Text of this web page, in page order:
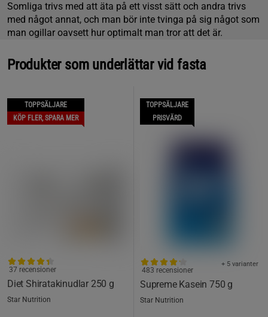
Somliga trivs med att äta på ett visst sätt och andra trivs
med något annat, och man bör inte tvinga på sig något som
man ogillar oavsett hur optimalt man tror att det är.
Produkter som underlättar vid fasta
TOPPSÄLJARE
KÖP FLER, SPARA MER
Diet Shiratakinudlar 250 g
37 recensioner
Star Nutrition
TOPPSÄLJARE
PRISVÄRD
Supreme Kasein 750 g
+ 5 varianter
483 recensioner
Star Nutrition